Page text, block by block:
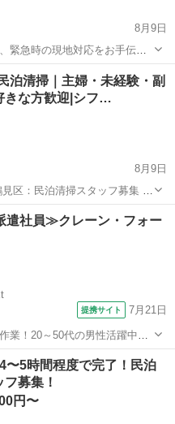
8月9日
緊急時の現地対応をお手伝い
を募集します。 住宅宿泊事業
い、苦情やトラブル発生時に
泊清掃｜主婦・未経験・副
きな方歓迎|シフ…
8月9日
区：民泊清掃スタッフ募集 🌟
遣社員≫クレーン・フォー
提携サイト 7月21日
業！20～50代の男性活躍中★
年間休日130日★フォークリフ
利用可★《神奈川県相模原
他
〜5時間程度で完了！民泊
募集！
円〜